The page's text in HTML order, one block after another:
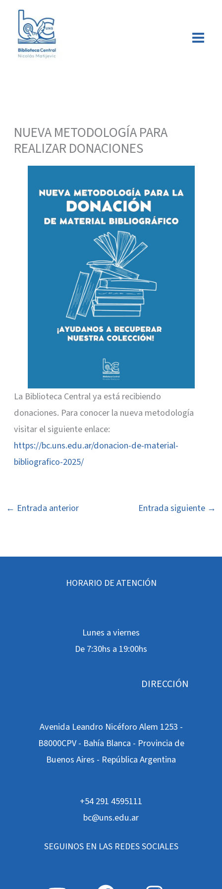
contenido
NUEVA METODOLOGÍA PARA
REALIZAR DONACIONES
La Biblioteca Central ya está recibiendo
donaciones. Para conocer la nueva metodología
visitar el siguiente enlace:
https://bc.uns.edu.ar/donacion-de-material-
bibliografico-2025/
← Entrada anterior Entrada siguiente →
HORARIO DE ATENCIÓN
Lunes a viernes
De 7:30hs a 19:00hs
DIRECCIÓN
Avenida Leandro Nicéforo Alem 1253 -
B8000CPV - Bahía Blanca - Provincia de
Buenos Aires - República Argentina
+54 291 4595111
bc@uns.edu.ar
SEGUINOS EN LAS REDES SOCIALES